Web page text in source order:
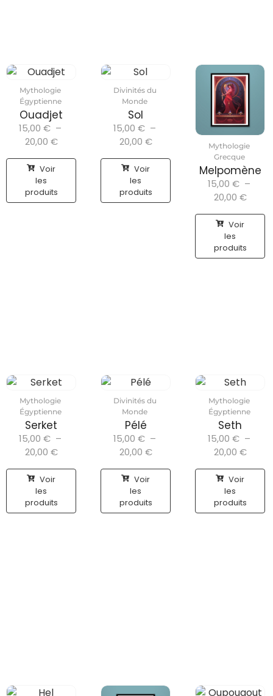
Mythologie
Égyptienne
Ouadjet
15,00 € –
20,00 €
Voir
les
produits
Divinités du
Monde
Sol
15,00 € –
20,00 €
Voir
les
produits
Mythologie
Grecque
Melpomène
15,00 € –
20,00 €
Voir
les
produits
Mythologie
Égyptienne
Serket
15,00 € –
20,00 €
Voir
les
produits
Divinités du
Monde
Pélé
15,00 € –
20,00 €
Voir
les
produits
Mythologie
Égyptienne
Seth
15,00 € –
20,00 €
Voir
les
produits